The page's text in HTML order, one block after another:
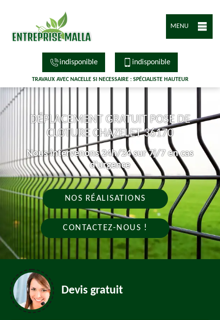
MENU
indisponible indisponible
TRAVAUX AVEC NACELLE SI NECESSAIRE : SPÉCIALISTE HAUTEUR
DÉPLACEMENT GRATUIT POSE DE
CLOTURE CHAZELET 36170
Nous intervenons 24h/24 sur 7j/7 en cas
d'urgence
NOS RÉALISATIONS
CONTACTEZ-NOUS !
Devis gratuit